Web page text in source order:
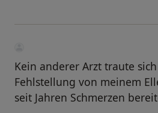
Kein anderer Arzt traute
Fehlstellung von meinem
seit Jahren Schmerzen